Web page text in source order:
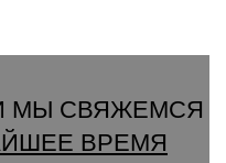
МЫ СВЯЖЕМСЯ
ВРЕМЯ